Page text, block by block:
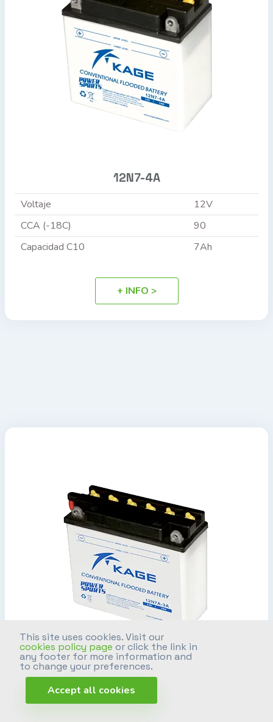
This site uses cookies. Visit our
cookies policy page or click the link in
any footer for more information and
to change your preferences.
Accept all cookies
12N7-4A
Voltaje
12V
CCA (-18C)
90
Capacidad C10
7Ah
+ INFO >
12N7A-3A